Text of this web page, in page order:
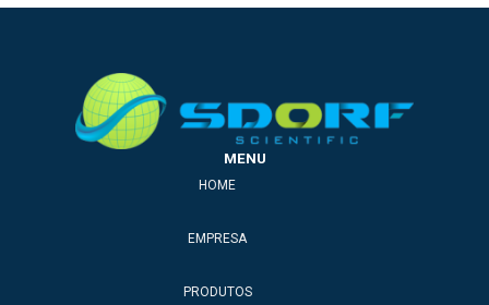
MENU
HOME
EMPRESA
PRODUTOS